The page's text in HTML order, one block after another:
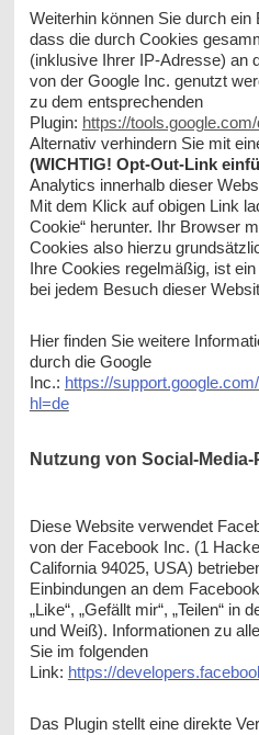
Weiterhin können Sie durch
dass die durch Cookies
(inklusive Ihrer IP-Adresse) an
von der Google Inc. genutzt
zu dem entsprechenden
Plugin: https://
Alternativ verhindern Sie mit
(WICHTIG! Opt-Out-Link
Analytics innerhalb dieser
Mit dem Klick auf obigen Link
Cookie“ herunter. Ihr Browser
Cookies also hierzu
Ihre Cookies regelmäßig, ist
bei jedem Besuch dieser
Hier finden Sie weitere
durch die Google
Inc.: https://
hl=de
Nutzung von Social-
Diese Website verwendet
von der Facebook Inc. (1
California 94025, USA)
Einbindungen an dem
„Like“, „Gefällt mir“, „Teilen“
und Weiß). Informationen zu
Sie im folgenden
Link: https://
Das Plugin stellt eine direkte